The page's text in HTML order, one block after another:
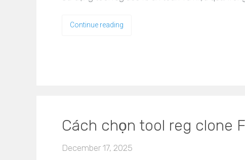
Continue reading
Cách chọn tool reg clone
December 17, 2025